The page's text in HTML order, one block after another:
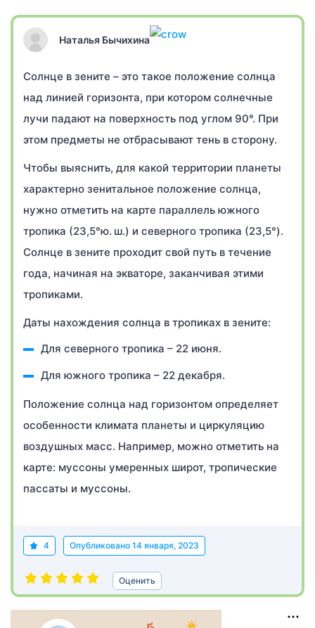
Наталья Бычихина
Солнце в зените – это такое положение солнца
над линией горизонта, при котором солнечные
лучи падают на поверхность под углом 90°. При
этом предметы не отбрасывают тень в сторону.
Чтобы выяснить, для какой территории планеты
характерно зенитальное положение солнца,
нужно отметить на карте параллель южного
тропика (23,5°ю. ш.) и северного тропика (23,5°).
Солнце в зените проходит свой путь в течение
года, начиная на экваторе, заканчивая этими
тропиками.
Даты нахождения солнца в тропиках в зените:
Для северного тропика – 22 июня.
Для южного тропика – 22 декабря.
Положение солнца над горизонтом определяет
особенности климата планеты и циркуляцию
воздушных масс. Например, можно отметить на
карте: муссоны умеренных широт, тропические
пассаты и муссоны.
4 Опубликовано 14 января, 2023
Оценить